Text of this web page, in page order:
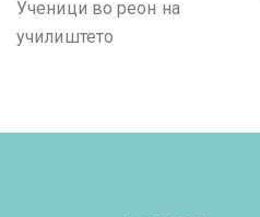
Ученици во реон на
училиштето